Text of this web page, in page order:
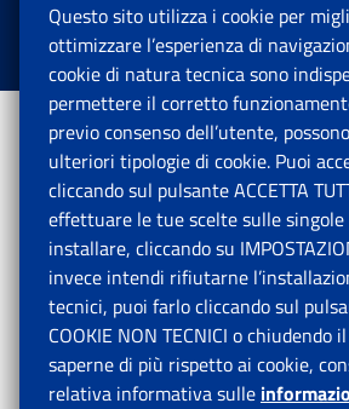
Istituto Nazionale
Tutti i diritti riservati.
Questo sito utilizza i cookie per
ottimizzare l’esperienza di
cookie di natura tecnica sono
permettere il corretto
previo consenso dell’utente,
ulteriori tipologie di cookie. Puoi
cliccando sul pulsante ACCETTA
effettuare le tue scelte sulle
installare, cliccando su
invece intendi rifiutarne
tecnici, puoi farlo cliccando sul
COOKIE NON TECNICI o chiudendo
saperne di più rispetto ai cookie,
relativa informativa sulle